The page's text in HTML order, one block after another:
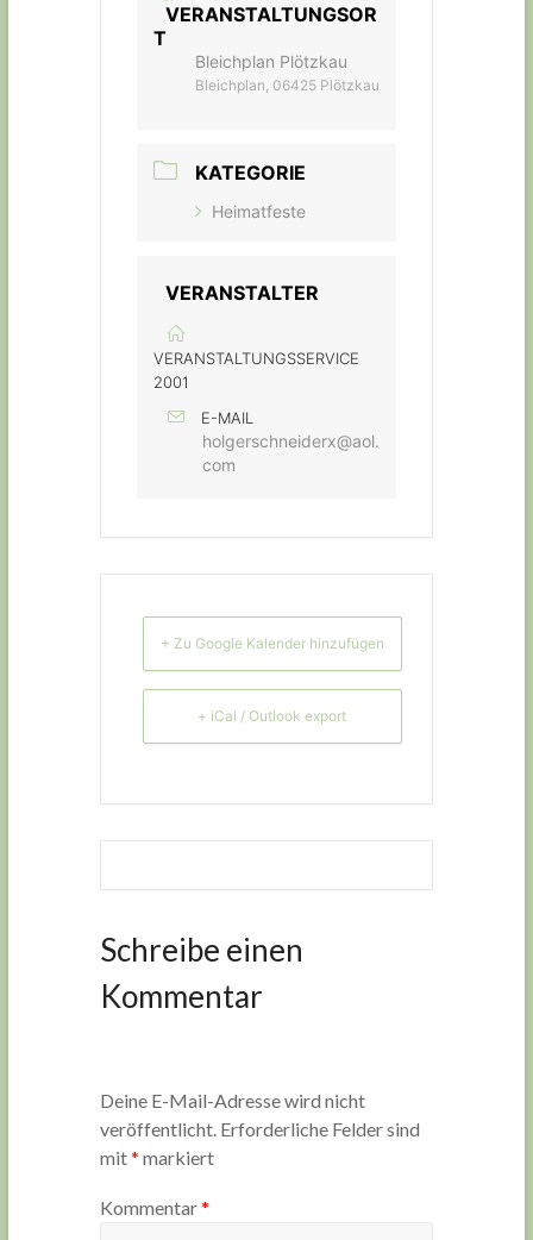
VERANSTALTUNGSOR
T
Bleichplan Plötzkau
Bleichplan, 06425 Plötzkau
KATEGORIE
Heimatfeste
VERANSTALTER
VERANSTALTUNGSSERVICE
2001
E-MAIL
holgerschneiderx@aol.
com
+ Zu Google Kalender hinzufügen
+ iCal / Outlook export
Schreibe einen
Kommentar
Deine E-Mail-Adresse wird nicht
veröffentlicht. Erforderliche Felder sind
mit* markiert
Kommentar*